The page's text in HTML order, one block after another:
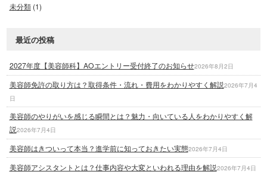
未分類(1)
最近の投稿
2027年度【美容師科】AOエントリー受付終了のお知らせ2026年8月2日
美容師免許の取り方は？取得条件・流れ・費用をわかりやすく解説2026年7月4
日
美容師のやりがいを感じる瞬間とは？魅力・向いている人をわかりやすく解
説2026年7月4日
美容師はきついって本当？進学前に知っておきたい実態2026年7月4日
美容師アシスタントとは？仕事内容や大変といわれる理由を解説2026年7月4日